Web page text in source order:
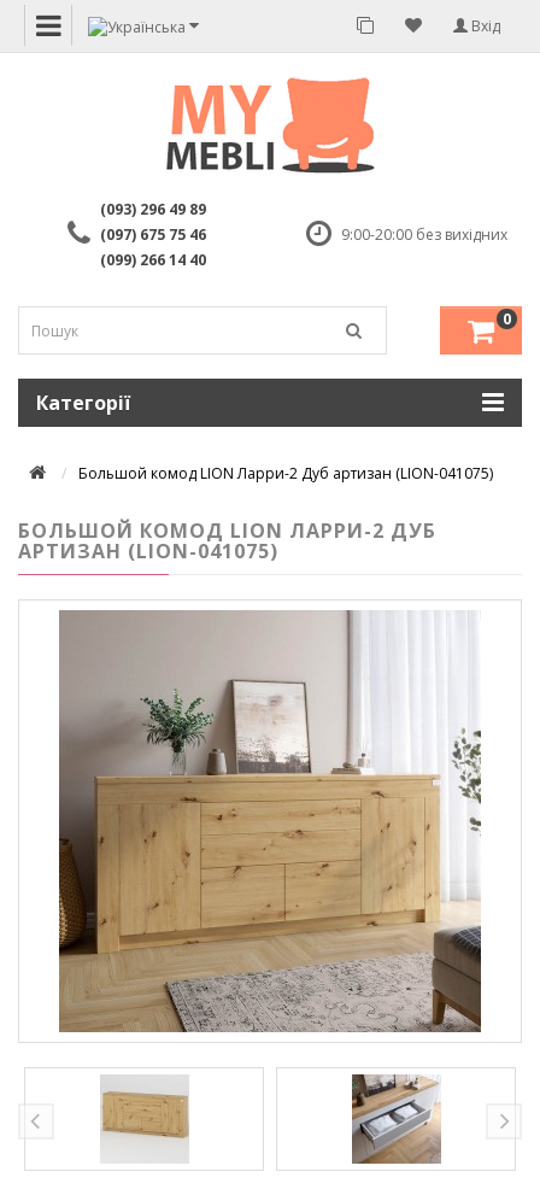
Вхід
(093) 296 49 89
(097) 675 75 46
(099) 266 14 40
9:00-20:00 без вихідних
0
Категорії
Большой комод LION Ларри-2 Дуб артизан (LION-041075)
БОЛЬШОЙ КОМОД LION ЛАРРИ-2 ДУБ
АРТИЗАН (LION-041075)